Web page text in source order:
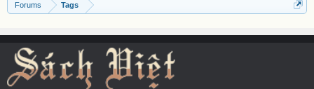
Forums Tags